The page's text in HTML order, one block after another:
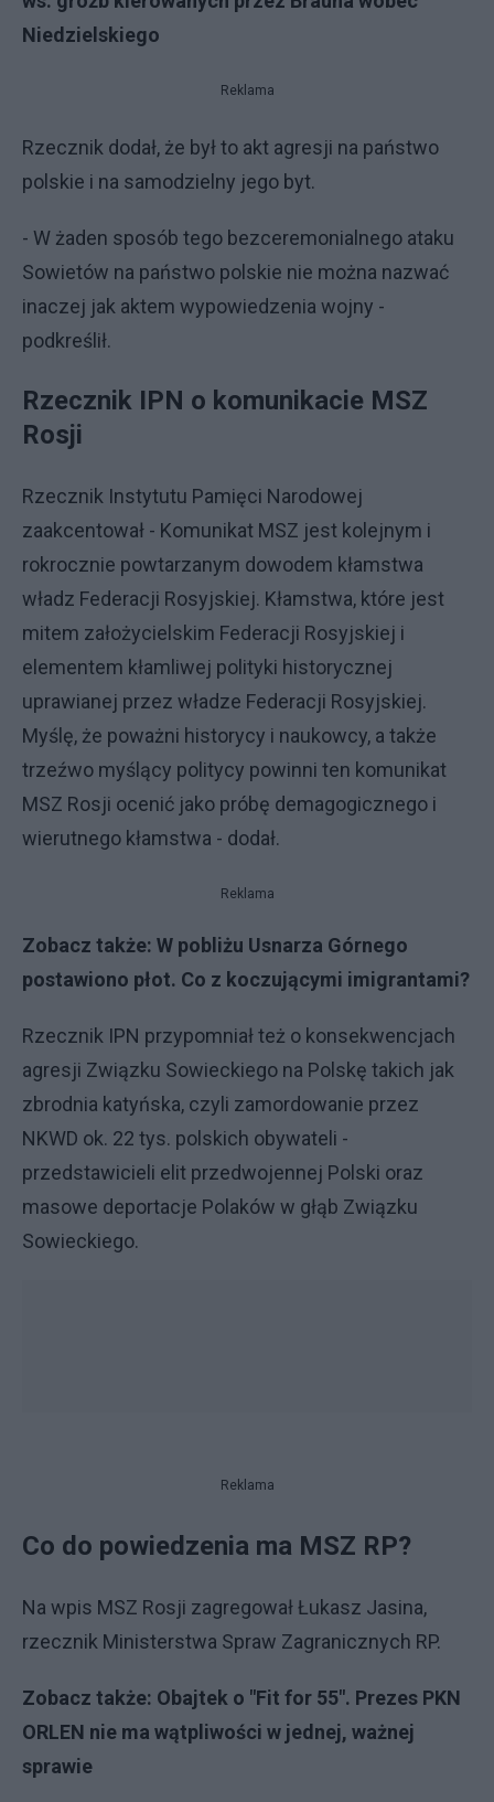
Niedzielskiego
Reklama
Rzecznik dodał, że był to akt agresji na państwo
polskie i na samodzielny jego byt.
- W żaden sposób tego bezceremonialnego ataku
Sowietów na państwo polskie nie można nazwać
inaczej jak aktem wypowiedzenia wojny -
podkreślił.
Rzecznik IPN o komunikacie MSZ
Rosji
Rzecznik Instytutu Pamięci Narodowej
zaakcentował - Komunikat MSZ jest kolejnym i
rokrocznie powtarzanym dowodem kłamstwa
władz Federacji Rosyjskiej. Kłamstwa, które jest
mitem założycielskim Federacji Rosyjskiej i
elementem kłamliwej polityki historycznej
uprawianej przez władze Federacji Rosyjskiej.
Myślę, że poważni historycy i naukowcy, a także
trzeźwo myślący politycy powinni ten komunikat
MSZ Rosji ocenić jako próbę demagogicznego i
wierutnego kłamstwa - dodał.
Reklama
Zobacz także: W pobliżu Usnarza Górnego
postawiono płot. Co z koczującymi imigrantami?
Rzecznik IPN przypomniał też o konsekwencjach
agresji Związku Sowieckiego na Polskę takich jak
zbrodnia katyńska, czyli zamordowanie przez
NKWD ok. 22 tys. polskich obywateli -
przedstawicieli elit przedwojennej Polski oraz
masowe deportacje Polaków w głąb Związku
Sowieckiego.
Reklama
Co do powiedzenia ma MSZ RP?
Na wpis MSZ Rosji zagregował Łukasz Jasina,
rzecznik Ministerstwa Spraw Zagranicznych RP.
Zobacz także: Obajtek o "Fit for 55". Prezes PKN
ORLEN nie ma wątpliwości w jednej, ważnej
sprawie